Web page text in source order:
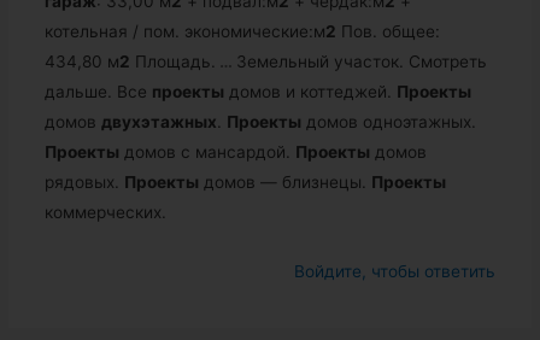
котельная / пом. экономические:м2 Пов. общее:
434,80 м2 Площадь. … Земельный участок. Смотреть
дальше. Все проекты домов и коттеджей. Проекты
домов двухэтажных Проекты домов одноэтажных.
Проекты домов с мансардой. Проекты домов
рядовых. Проекты домов — близнецы. Проекты
коммерческих.
Войдите, чтобы ответить